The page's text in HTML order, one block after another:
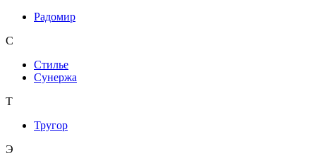
Радомир
С
Стилье
Сунержа
Т
Тругор
Э